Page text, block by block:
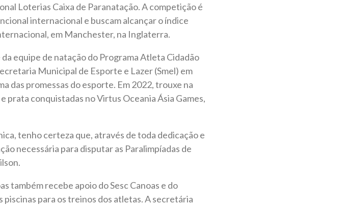
Loterias Caixa de Paranatação. A competição é
internacional e buscam alcançar o índice
em Manchester, na Inglaterra.
equipe de natação do Programa Atleta Cidadão
Municipal de Esporte e Lazer (Smel) em
das promessas do esporte. Em 2022, trouxe na
prata conquistadas no Virtus Oceania Ásia Games,
tenho certeza que, através de toda dedicação e
necessária para disputar as Paralimpíadas de
também recebe apoio do Sesc Canoas e do
piscinas para os treinos dos atletas. A secretária